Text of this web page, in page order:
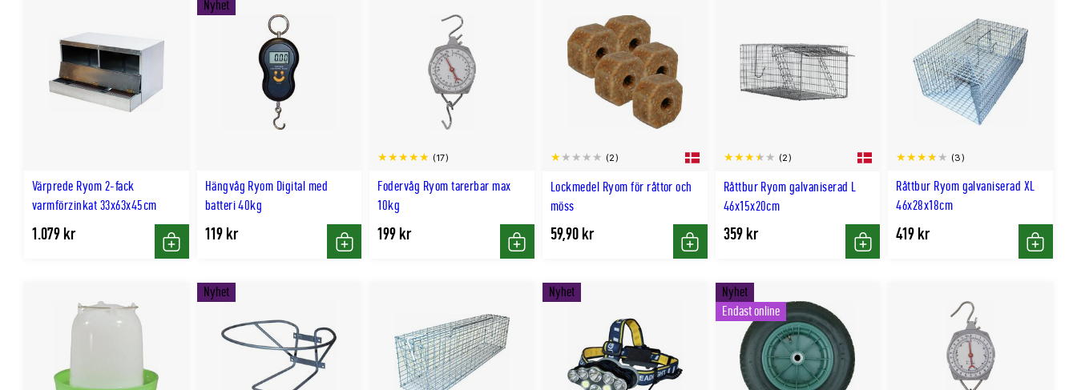
Värprede Ryom 2-fack
varmförzinkat 33x63x45cm
1.079 kr
Köp
Hängvåg Ryom Digital med
batteri 40kg
Nyhet
119 kr
Köp
Fodervåg Ryom tarerbar max
10kg
(17)
199 kr
Köp
Lockmedel Ryom för råttor och
möss
(2)
59,90 kr
Köp
Råttbur Ryom galvaniserad L
46x15x20cm
(2)
359 kr
Köp
Råttbur Ryom galvaniserad XL
46x28x18cm
(3)
419 kr
Köp
Nyhet Nyhet
Nyhet
Endast online